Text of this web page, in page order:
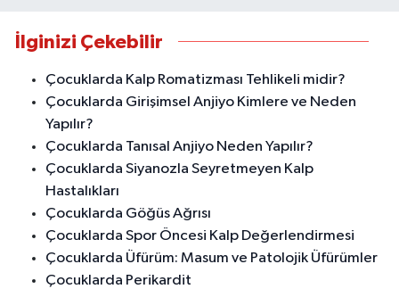
İlginizi Çekebilir
Çocuklarda Kalp Romatizması Tehlikeli midir?
Çocuklarda Girişimsel Anjiyo Kimlere ve Neden
Yapılır?
Çocuklarda Tanısal Anjiyo Neden Yapılır?
Çocuklarda Siyanozla Seyretmeyen Kalp
Hastalıkları
Çocuklarda Göğüs Ağrısı
Çocuklarda Spor Öncesi Kalp Değerlendirmesi
Çocuklarda Üfürüm: Masum ve Patolojik Üfürümler
Çocuklarda Perikardit